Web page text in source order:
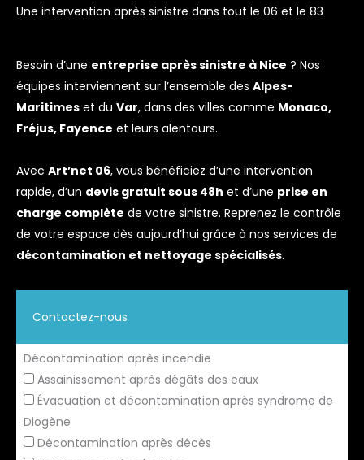
Une intervention après sinistre dans tout le 06 et le 83
Besoin d’une entreprise après sinistre à Nice ? Nos
équipes interviennent sur l’ensemble des Alpes-
Maritimes et du Var, dans des villes comme Monaco,
Fréjus, Fayence et leurs alentours.
Avec Art’net 06, vous bénéficiez d’une intervention
rapide, d’un devis gratuit sous 48h et d’une prise en
charge complète de votre sinistre. Reprenez le contrôle
de votre espace dès aujourd’hui grâce à nos services de
décontamination et nettoyage spécialisés.
Contactez-nous
Formulaire
simple
avec
téléphone
Décontamination après incendie
Assainissement après dégâts des eaux
Évacuation et décontamination après syndrome de
Diogène
Décontamination après décès